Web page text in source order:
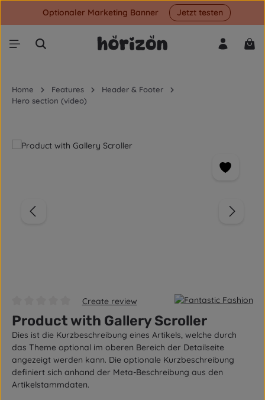
Skip to main contentOptionaler Marketing Banner Jetzt testen
Home Features
Header & Footer
Hero section (video)
Skip image gallery
Average rating of 0 out of 5 stars
Create review
Product with Gallery Scroller
Dies ist die Kurzbeschreibung eines Artikels, welche durch
das Theme optional im oberen Bereich der Detailseite
angezeigt werden kann. Die optionale Kurzbeschreibung
definiert sich anhand der Meta-Beschreibung aus den
Artikelstammdaten.